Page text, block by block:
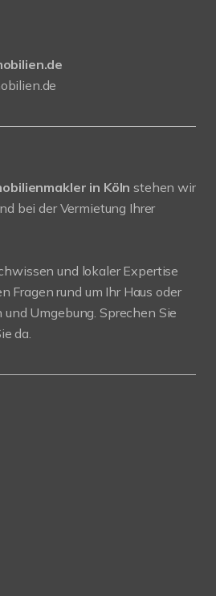
in Köln stehen wir
bei der Vermietung Ihrer
und lokaler Expertise
Fragen rund um Ihr Haus oder
Umgebung. Sprechen Sie
da.